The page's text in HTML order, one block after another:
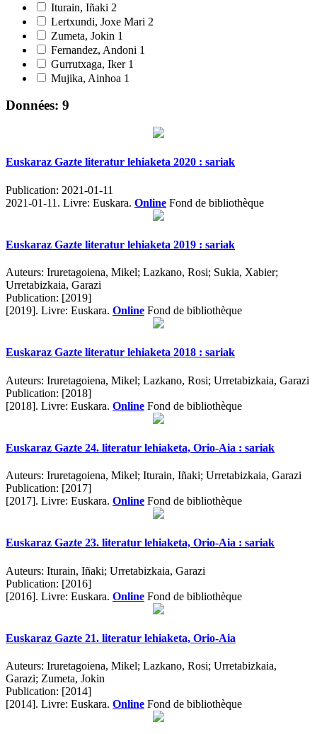
Iturain, Iñaki 2
Lertxundi, Joxe Mari 2
Zumeta, Jokin 1
Fernandez, Andoni 1
Gurrutxaga, Iker 1
Mujika, Ainhoa 1
Données: 9
Euskaraz Gazte literatur lehiaketa 2020 : sariak
Publication: 2021-01-11
2021-01-11. Livre: Euskara. Online Fond de bibliothèque
Euskaraz Gazte literatur lehiaketa 2019 : sariak
Auteurs: Iruretagoiena, Mikel; Lazkano, Rosi; Sukia, Xabier;
Urretabizkaia, Garazi
Publication: [2019]
[2019]. Livre: Euskara. Online Fond de bibliothèque
Euskaraz Gazte literatur lehiaketa 2018 : sariak
Auteurs: Iruretagoiena, Mikel; Lazkano, Rosi; Urretabizkaia, Garazi
Publication: [2018]
[2018]. Livre: Euskara. Online Fond de bibliothèque
Euskaraz Gazte 24. literatur lehiaketa, Orio-Aia : sariak
Auteurs: Iruretagoiena, Mikel; Iturain, Iñaki; Urretabizkaia, Garazi
Publication: [2017]
[2017]. Livre: Euskara. Online Fond de bibliothèque
Euskaraz Gazte 23. literatur lehiaketa, Orio-Aia : sariak
Auteurs: Iturain, Iñaki; Urretabizkaia, Garazi
Publication: [2016]
[2016]. Livre: Euskara. Online Fond de bibliothèque
Euskaraz Gazte 21. literatur lehiaketa, Orio-Aia
Auteurs: Iruretagoiena, Mikel; Lazkano, Rosi; Urretabizkaia,
Garazi; Zumeta, Jokin
Publication: [2014]
[2014]. Livre: Euskara. Online Fond de bibliothèque